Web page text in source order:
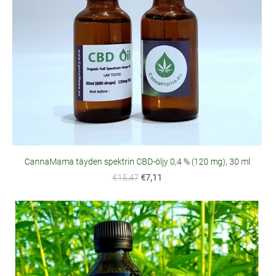
CannaMama täyden spektrin CBD-öljy 0,4 % (120 mg), 30 ml
€15,47 €7,11